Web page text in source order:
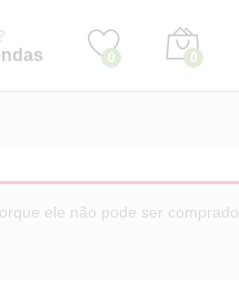
0 0
ele não pode ser comprado.